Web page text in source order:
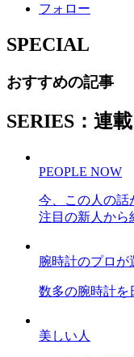
フォロー
SPECIAL
おすすめの記事
SERIES：連載
PEOPLE NOW
今、この人の話
注目の新人から
腕時計のプロが
数多の腕時計を
美しい人